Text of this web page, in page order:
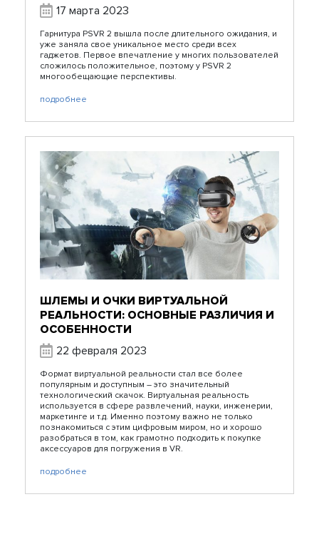
17 марта 2023
Гарнитура PSVR 2 вышла после длительного ожидания, и
уже заняла свое уникальное место среди всех
гаджетов. Первое впечатление у многих пользователей
сложилось положительное, поэтому у PSVR 2
многообещающие перспективы.
подробнее
ШЛЕМЫ И ОЧКИ ВИРТУАЛЬНОЙ
РЕАЛЬНОСТИ: ОСНОВНЫЕ РАЗЛИЧИЯ И
ОСОБЕННОСТИ
22 февраля 2023
Формат виртуальной реальности стал все более
популярным и доступным – это значительный
технологический скачок. Виртуальная реальность
используется в сфере развлечений, науки, инженерии,
маркетинге и т.д. Именно поэтому важно не только
познакомиться с этим цифровым миром, но и хорошо
разобраться в том, как грамотно подходить к покупке
аксессуаров для погружения в VR.
подробнее